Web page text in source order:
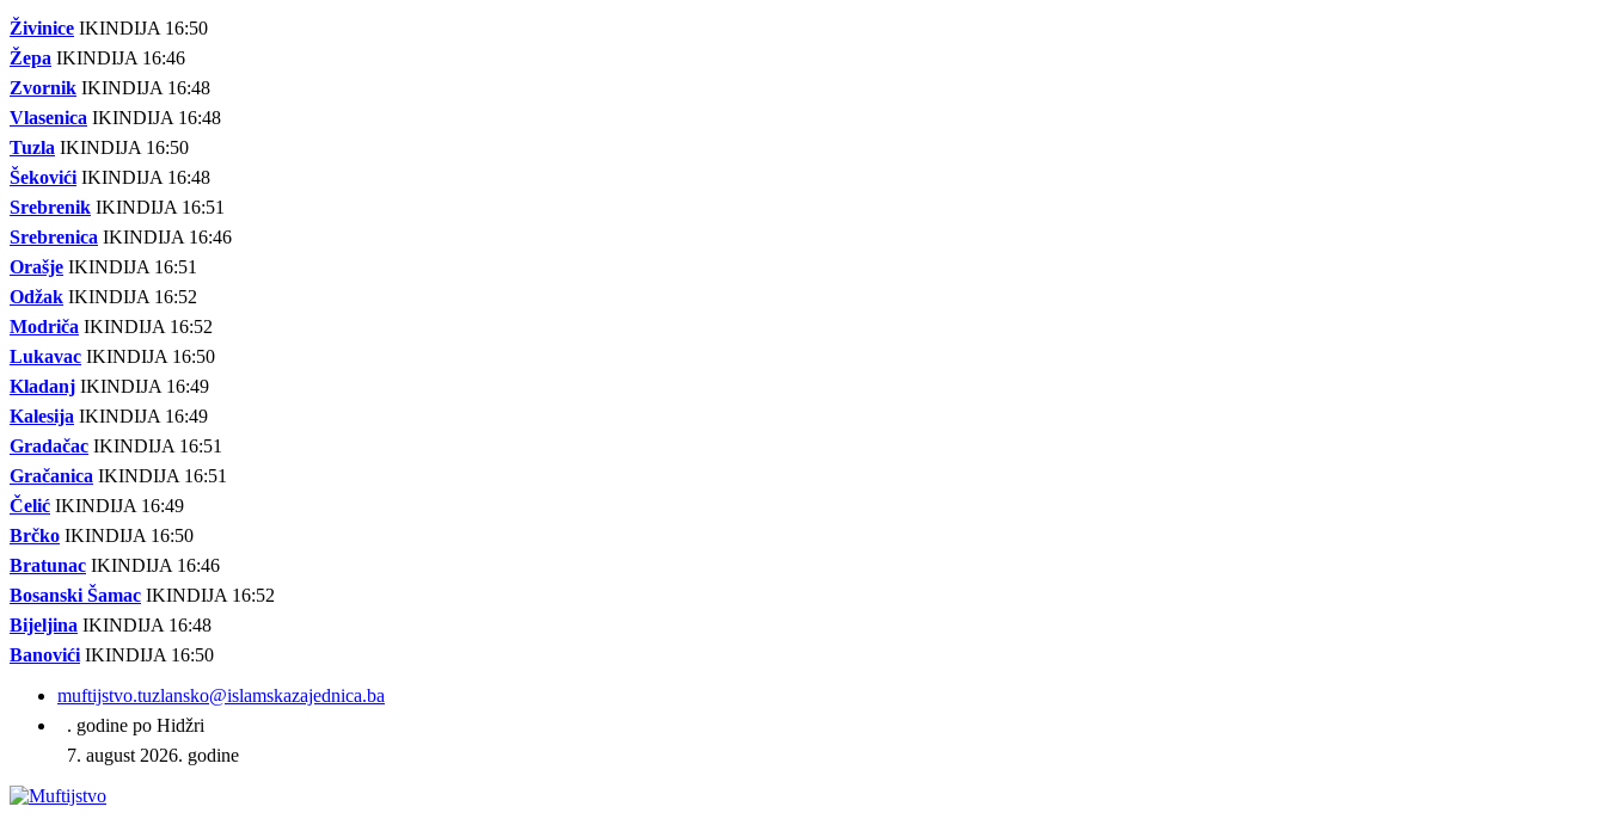
Živinice IKINDIJA 16:50
Žepa IKINDIJA 16:46
Zvornik IKINDIJA 16:48
Vlasenica IKINDIJA 16:48
Tuzla IKINDIJA 16:50
Šekovići IKINDIJA 16:48
Srebrenik IKINDIJA 16:51
Srebrenica IKINDIJA 16:46
Orašje IKINDIJA 16:51
Odžak IKINDIJA 16:52
Modriča IKINDIJA 16:52
Lukavac IKINDIJA 16:50
Kladanj IKINDIJA 16:49
Kalesija IKINDIJA 16:49
Gradačac IKINDIJA 16:51
Gračanica IKINDIJA 16:51
Čelić IKINDIJA 16:49
Brčko IKINDIJA 16:50
Bratunac IKINDIJA 16:46
Bosanski Šamac IKINDIJA 16:52
Bijeljina IKINDIJA 16:48
Banovići IKINDIJA 16:50
muftijstvo.tuzlansko@islamskazajednica.ba
. godine po Hidžri
7. august 2026. godine